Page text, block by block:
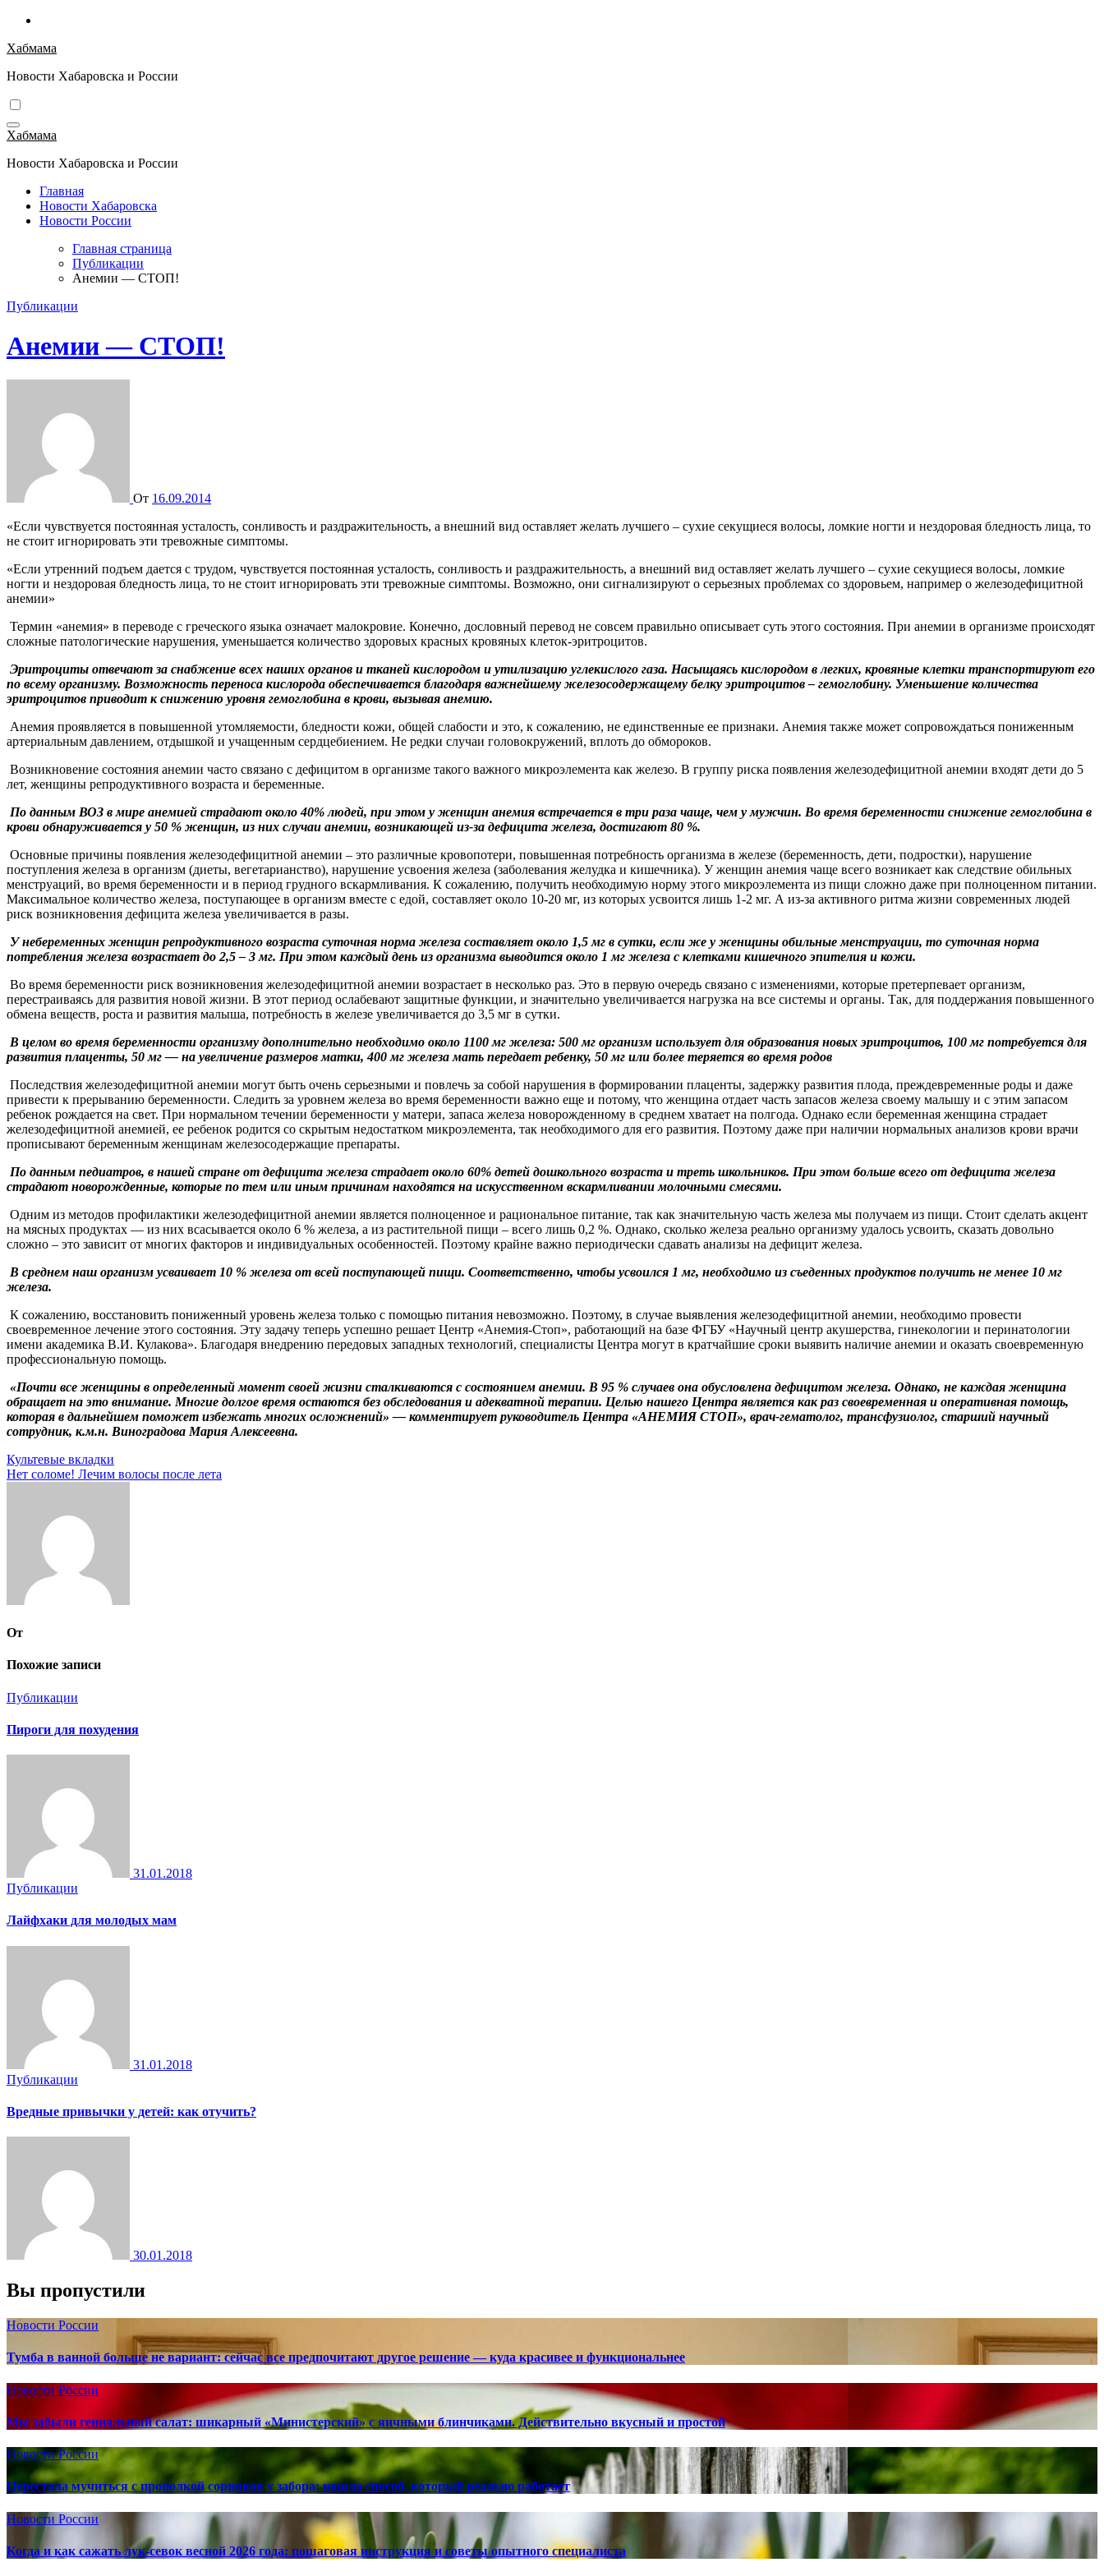
Перейти
содержимому
Хабмама
Новости Хабаровска и России
Хабмама
Новости Хабаровска и России
Главная
Новости Хабаровска
Новости России
Главная страница
Публикации
Анемии — СТОП!
Публикации
Анемии — СТОП!
От 16.09.2014
«Если чувствуется постоянная усталость, сонливость и раздражительность, а внешний вид оставляет желать лучшего – сухие секущиеся волосы, ломкие ногти и нездоровая бледность лица, то
не стоит игнорировать эти тревожные симптомы.
«Если утренний подъем дается с трудом, чувствуется постоянная усталость, сонливость и раздражительность, а внешний вид оставляет желать лучшего – сухие секущиеся волосы, ломкие
ногти и нездоровая бледность лица, то не стоит игнорировать эти тревожные симптомы. Возможно, они сигнализируют о серьезных проблемах со здоровьем, например о железодефицитной
анемии»
Термин «анемия» в переводе с греческого языка означает малокровие. Конечно, дословный перевод не совсем правильно описывает суть этого состояния. При анемии в организме происходят
сложные патологические нарушения, уменьшается количество здоровых красных кровяных клеток-эритроцитов.
Эритроциты отвечают за снабжение всех наших органов и тканей кислородом и утилизацию углекислого газа. Насыщаясь кислородом в легких, кровяные клетки транспортируют его
по всему организму. Возможность переноса кислорода обеспечивается благодаря важнейшему железосодержащему белку эритроцитов – гемоглобину. Уменьшение количества
эритроцитов приводит к снижению уровня гемоглобина в крови, вызывая анемию.
Анемия проявляется в повышенной утомляемости, бледности кожи, общей слабости и это, к сожалению, не единственные ее признаки. Анемия также может сопровождаться пониженным
артериальным давлением, отдышкой и учащенным сердцебиением. Не редки случаи головокружений, вплоть до обмороков.
Возникновение состояния анемии часто связано с дефицитом в организме такого важного микроэлемента как железо. В группу риска появления железодефицитной анемии входят дети до 5
лет, женщины репродуктивного возраста и беременные.
По данным ВОЗ в мире анемией страдают около 40% людей, при этом у женщин анемия встречается в три раза чаще, чем у мужчин. Во время беременности снижение гемоглобина в
крови обнаруживается у 50 % женщин, из них случаи анемии, возникающей из-за дефицита железа, достигают 80 %.
Основные причины появления железодефицитной анемии – это различные кровопотери, повышенная потребность организма в железе (беременность, дети, подростки), нарушение
поступления железа в организм (диеты, вегетарианство), нарушение усвоения железа (заболевания желудка и кишечника). У женщин анемия чаще всего возникает как следствие обильных
менструаций, во время беременности и в период грудного вскармливания. К сожалению, получить необходимую норму этого микроэлемента из пищи сложно даже при полноценном питании.
Максимальное количество железа, поступающее в организм вместе с едой, составляет около 10-20 мг, из которых усвоится лишь 1-2 мг. А из-за активного ритма жизни современных людей
риск возникновения дефицита железа увеличивается в разы.
У небеременных женщин репродуктивного возраста суточная норма железа составляет около 1,5 мг в сутки, если же у женщины обильные менструации, то суточная норма
потребления железа возрастает до 2,5 – 3 мг. При этом каждый день из организма выводится около 1 мг железа с клетками кишечного эпителия и кожи.
Во время беременности риск возникновения железодефицитной анемии возрастает в несколько раз. Это в первую очередь связано с изменениями, которые претерпевает организм,
перестраиваясь для развития новой жизни. В этот период ослабевают защитные функции, и значительно увеличивается нагрузка на все системы и органы. Так, для поддержания повышенного
обмена веществ, роста и развития малыша, потребность в железе увеличивается до 3,5 мг в сутки.
В целом во время беременности организму дополнительно необходимо около 1100 мг железа: 500 мг организм использует для образования новых эритроцитов, 100 мг потребуется для
развития плаценты, 50 мг — на увеличение размеров матки, 400 мг железа мать передает ребенку, 50 мг или более теряется во время родов
Последствия железодефицитной анемии могут быть очень серьезными и повлечь за собой нарушения в формировании плаценты, задержку развития плода, преждевременные роды и даже
привести к прерыванию беременности. Следить за уровнем железа во время беременности важно еще и потому, что женщина отдает часть запасов железа своему малышу и с этим запасом
ребенок рождается на свет. При нормальном течении беременности у матери, запаса железа новорожденному в среднем хватает на полгода. Однако если беременная женщина страдает
железодефицитной анемией, ее ребенок родится со скрытым недостатком микроэлемента, так необходимого для его развития. Поэтому даже при наличии нормальных анализов крови врачи
прописывают беременным женщинам железосодержащие препараты.
По данным педиатров, в нашей стране от дефицита железа страдает около 60% детей дошкольного возраста и треть школьников. При этом больше всего от дефицита железа
страдают новорожденные, которые по тем или иным причинам находятся на искусственном вскармливании молочными смесями.
Одним из методов профилактики железодефицитной анемии является полноценное и рациональное питание, так как значительную часть железа мы получаем из пищи. Стоит сделать акцент
на мясных продуктах — из них всасывается около 6 % железа, а из растительной пищи – всего лишь 0,2 %. Однако, сколько железа реально организму удалось усвоить, сказать довольно
сложно – это зависит от многих факторов и индивидуальных особенностей. Поэтому крайне важно периодически сдавать анализы на дефицит железа.
В среднем наш организм усваивает 10 % железа от всей поступающей пищи. Соответственно, чтобы усвоился 1 мг, необходимо из съеденных продуктов получить не менее 10 мг
железа.
К сожалению, восстановить пониженный уровень железа только с помощью питания невозможно. Поэтому, в случае выявления железодефицитной анемии, необходимо провести
своевременное лечение этого состояния. Эту задачу теперь успешно решает Центр «Анемия-Стоп», работающий на базе ФГБУ «Научный центр акушерства, гинекологии и перинатологии
имени академика В.И. Кулакова». Благодаря внедрению передовых западных технологий, специалисты Центра могут в кратчайшие сроки выявить наличие анемии и оказать своевременную
профессиональную помощь.
«Почти все женщины в определенный момент своей жизни сталкиваются с состоянием анемии. В 95 % случаев она обусловлена дефицитом железа. Однако, не каждая женщина
обращает на это внимание. Многие долгое время остаются без обследования и адекватной терапии. Целью нашего Центра является как раз своевременная и оперативная помощь,
которая в дальнейшем поможет избежать многих осложнений» — комментирует руководитель Центра «АНЕМИЯ СТОП», врач-гематолог, трансфузиолог, старший научный
сотрудник, к.м.н. Виноградова Мария Алексеевна.
Навигация
по
Культевые вкладки
Нет соломе! Лечим волосы после лета
От
Похожие записи
Публикации
Пироги для похудения
31.01.2018
Публикации
Лайфхаки для молодых мам
31.01.2018
Публикации
Вредные привычки у детей: как отучить?
30.01.2018
Вы пропустили
Новости России
Тумба в ванной больше не вариант: сейчас все предпочитают другое решение — куда красивее и функциональнее
Новости России
Мы забыли гениальный салат: шикарный «Министерский» с яичными блинчиками. Действительно вкусный и простой
Новости России
Перестала мучиться с прополкой сорняков у забора: нашла способ, который реально работает
Новости России
Когда и как сажать лук-севок весной 2026 года: пошаговая инструкция и советы опытного специалиста